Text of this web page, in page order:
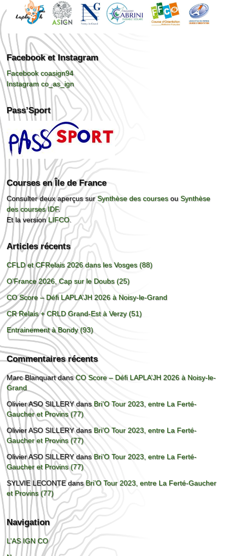
Facebook et Instagram
Facebook coasign94
Instagram co_as_ign
Pass’Sport
Courses en Île de France
Consulter deux aperçus surSynthèse des coursesouSynthèse
des courses IDF.
Et la versionLIFCO.
Articles récents
CFLD et CFRelais 2026 dans les Vosges (88)
O’France 2026, Cap sur le Doubs (25)
CO Score – Défi LAPLA’JH 2026 à Noisy-le-Grand
CR Relais + CRLD Grand-Est à Verzy (51)
Entrainement à Bondy (93)
Commentaires récents
Marc BlanquartdansCO Score – Défi LAPLA’JH 2026 à Noisy-le-
Grand
Olivier ASO SILLERYdansBri’O Tour 2023, entre La Ferté-
Gaucher et Provins (77)
Olivier ASO SILLERYdansBri’O Tour 2023, entre La Ferté-
Gaucher et Provins (77)
Olivier ASO SILLERYdansBri’O Tour 2023, entre La Ferté-
Gaucher et Provins (77)
SYLVIE LECONTEdansBri’O Tour 2023, entre La Ferté-Gaucher
et Provins (77)
Navigation
L’AS IGN CO